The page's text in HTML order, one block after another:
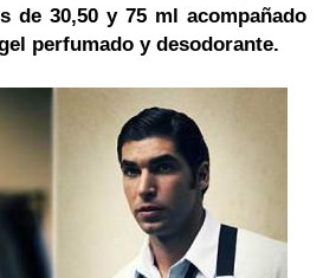
de 30,50 y 75 ml acompañado
perfumado y desodorante.